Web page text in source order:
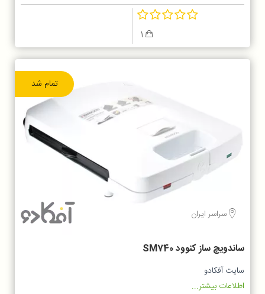
1
تمام شد
سراسر ایران
ساندویچ ساز کنوود SM740
سایت آفکادو
اطلاعات بیشتر...